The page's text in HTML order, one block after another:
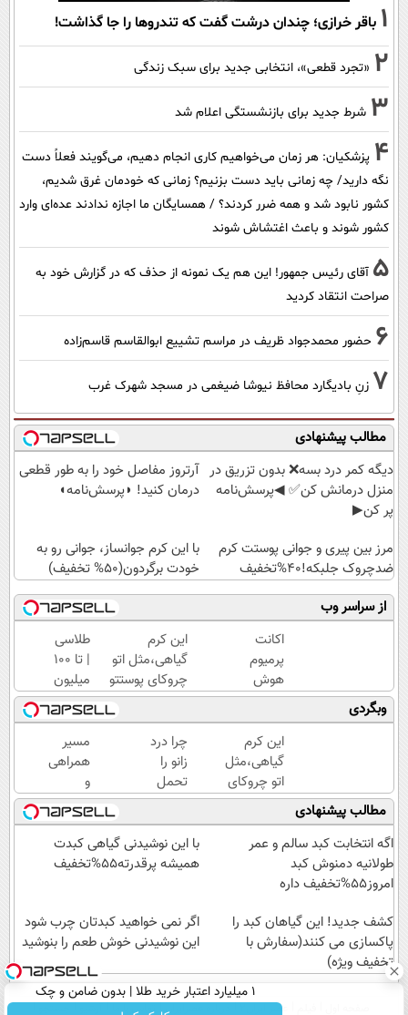
1 باقر خرازی؛ چندان درشت گفت که تندروها را جا گذاشت!
2 «تجرد قطعی»، انتخابی جدید برای سبک زندگی
3 شرط جدید برای بازنشستگی اعلام شد
4 پزشکیان: هر زمان می‌خواهیم کاری انجام دهیم، می‌گویند فعلاً دست
نگه دارید/ چه زمانی باید دست بزنیم؟ زمانی که خودمان غرق شدیم،
کشور نابود شد و همه ضرر کردند؟ / همسایگان ما اجازه ندادند عده‌ای وارد
کشور شوند و باعث اغتشاش شوند
5 آقای رئیس جمهور! این هم یک نمونه از حذف که در گزارش خود به
صراحت انتقاد کردید
6 حضور محمدجواد ظریف در مراسم تشییع ابوالقاسم قاسم‌زاده
7 زنِ بادیگارد محافظ نیوشا ضیغمی در مسجد شهرک غرب
مطالب پیشنهادی
دیگه کمر درد بسه❌ بدون تزریق در
منزل درمانش کن✅ ◀پرسش‌نامه
پر کن▶
آرتروز مفاصل خود را به طور قطعی
درمان کنید! ◗پرسش‌نامه◖
مرز بین پیری و جوانی پوستت کرم
ضدچروک جلبکه!40%تخفیف
با این کرم جوانساز، جوانی رو به
خودت برگردون(50% تخفیف)
از سراسر وب
اکانت
پرمیوم
هوش
مصنوعیت
و با
تخفیف
بگیر!!!
دریافت
تخفیف👇
👇
این کرم
گیاهی،مثل اتو
چروکای پوستتو
صاف
میکنه!+تخفیف
ویژه
طلاسی
| تا 100
میلیون
وام
آنی
خرید
طلا💰
ثبت
نام
کن!
وبگردی
این کرم
گیاهی،مثل
اتو چروکای
پوستتوصاف
میکنه!50%تخفیف
چرا درد
زانو را
تحمل
می‌کنی؟
خیلی
ساده
درمنزل
مسیر
همراهی
و
گزارش
عملکرد
گروه
اسنپ
مطالب پیشنهادی
اگه انتخابت کبد سالم و عمر
طولانیه دمنوش کبد
امروز55%تخفیف داره
با این نوشیدنی گیاهی کبدت
همیشه پرقدرته55%تخفیف
کشف جدید! این گیاهان کبد را
پاکسازی می کنند(سفارش با
تخفیف ویژه)
اگر نمی خواهید کبدتان چرب شود
این نوشیدنی خوش طعم را بنوشید
۱ میلیارد اعتبار خرید طلا | بدون ضامن و چک
عصر ایران۲ درباره عصرایران تماس با ما